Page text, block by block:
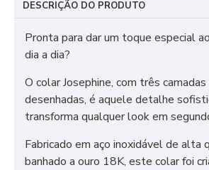
DESCRIÇÃO DO PRODUTO
Pronta para dar um toque especial
dia a dia?
O colar Josephine, com três
desenhadas, é aquele detalhe
transforma qualquer look em
Fabricado em aço inoxidável de alta
banhado a ouro 18K, este colar foi